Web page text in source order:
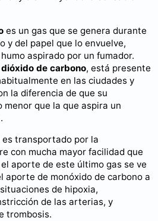
es un gas que se genera durante
y del papel que lo envuelve,
aspirado por un fumador.
dióxido de carbono, está presente
en las ciudades y
la diferencia de que su
que la que aspira un
es transportado por la
con mucha mayor facilidad que
aporte de este último gas se ve
aporte de monóxido de carbono a
de hipoxia,
de las arterias, y
trombosis.